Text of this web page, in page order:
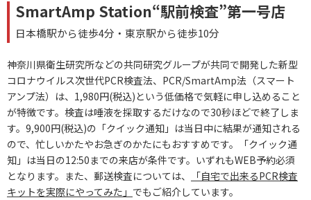
SmartAmp Station“駅前検査”第一号店
日本橋駅から徒歩4分・東京駅から徒歩10分
神奈川県衛生研究所などの共同研究グループが共同で開発した新型
コロナウイルス次世代PCR検査法、PCR/SmartAmp法（スマート
アンプ法）は、1,980円(税込)という低価格で気軽に申し込めること
が特徴です。検査は唾液を採取するだけなので30秒ほどで終了しま
す。9,900円(税込)の「クイック通知」は当日中に結果が通知される
ので、忙しいかたやお急ぎのかたにもおすすめです。「クイック通
知」は当日の12:50までの来店が条件です。いずれもWEB予約必須
となります。また、郵送検査については、
「自宅で出来るPCR検査
キットを実際にやってみた」 でもご紹介しています。